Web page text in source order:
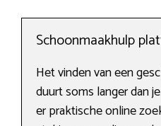
Schoonmaakhulp
Het vinden van een
duurt soms langer dan
er praktische online